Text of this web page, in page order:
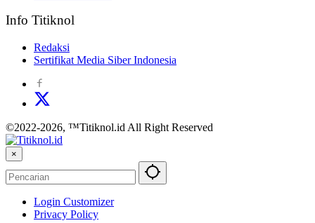
Info Titiknol
Redaksi
Sertifikat Media Siber Indonesia
©2022-2026, ™Titiknol.id All Right Reserved
×
Login Customizer
Privacy Policy